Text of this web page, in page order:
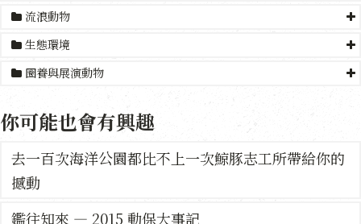
流浪動物
生態環境
圈養與展演動物
你可能也會有興趣
去一百次海洋公園都比不上一次鯨豚志工所帶給你的
撼動
鑑往知來 — 2015 動保大事記